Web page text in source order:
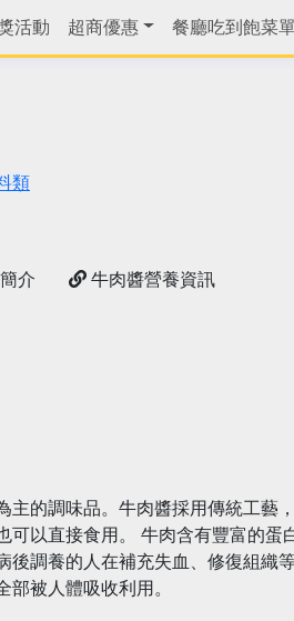
活動 超商優惠 餐廳吃到飽菜
類
介 牛肉醬營養資訊
主的調味品。牛肉醬採用傳統工藝
可以直接食用。 牛肉含有豐富的
後調養的人在補充失血、修復組織
部被人體吸收利用。